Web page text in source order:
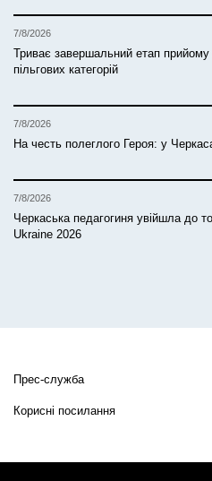
7/8/2026
Триває завершальний етап прийому
пільгових категорій
7/8/2026
На честь полеглого Героя: у
7/8/2026
Черкаська педагогиня увійшла до
Ukraine 2026
Прес-служба
Корисні посилання